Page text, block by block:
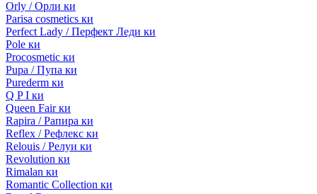
Orly / Орли ки
Parisa cosmetics ки
Perfect Lady / Перфект Леди ки
Pole ки
Procosmetic ки
Pupa / Пупа ки
Purederm ки
Q P I ки
Queen Fair ки
Rapira / Рапира ки
Reflex / Рефлекс ки
Relouis / Релуи ки
Revolution ки
Rimalan ки
Romantic Collection ки